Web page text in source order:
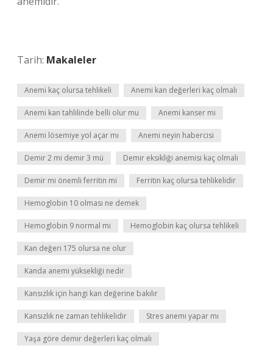
Tarih: Makaleler
Anemi kaç olursa tehlikeli Anemi kan değerleri kaç olmalı
Anemi kan tahlilinde belli olur mu Anemi kanser mi
Anemi lösemiye yol açar mı Anemi neyin habercisi
Demir 2 mi demir 3 mü Demir eksikliği anemisi kaç olmalı
Demir mi önemli ferritin mi Ferritin kaç olursa tehlikelidir
Hemoglobin 10 olması ne demek
Hemoglobin 9 normal mi Hemoglobin kaç olursa tehlikeli
Kan değeri 175 olursa ne olur
Kanda anemi yüksekliği nedir
Kansızlık için hangi kan değerine bakılır
Kansızlık ne zaman tehlikelidir Stres anemi yapar mı
Yaşa göre demir değerleri kaç olmalı